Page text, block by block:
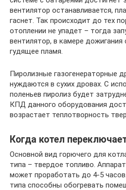
вентилятор останавливается,
гаснет. Так происходит до тех
отоплении не упадет – тогда
вентилятор, в камере дожигания
гудящее пламя.
Пиролизные газогенераторные
нуждаются в сухих дровах. С
поленьев пиролиз будет
КПД данного оборудования
возрастает теплотворность
Когда котел
Основной вид горючего для
типа – твердое топливо.
может проработать до 4-5
типа способны обогревать